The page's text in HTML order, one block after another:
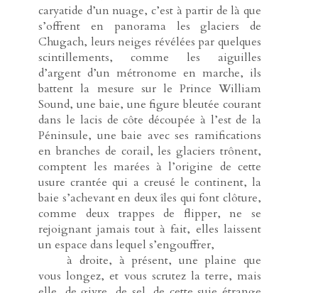
caryatide d’un nuage, c’est à partir de là que
s’offrent en panorama les glaciers de
Chugach, leurs neiges révélées par quelques
scintillements, comme les aiguilles
d’argent d’un métronome en marche, ils
battent la mesure sur le Prince William
Sound, une baie, une figure bleutée courant
dans le lacis de côte découpée à l’est de la
Péninsule, une baie avec ses ramifications
en branches de corail, les glaciers trônent,
comptent les marées à l’origine de cette
usure crantée qui a creusé le continent, la
baie s’achevant en deux îles qui font clôture,
comme deux trappes de flipper, ne se
rejoignant jamais tout à fait, elles laissent
un espace dans lequel s’engouffrer,
-----à droite, à présent, une plaine que
vous longez, et vous scrutez la terre, mais